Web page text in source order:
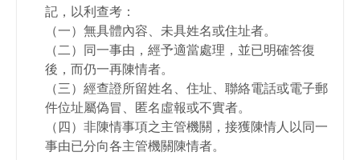
記，以利查考：
（一）無具體內容、未具姓名或住址者。
（二）同一事由，經予適當處理，並已明確答復
後，而仍一再陳情者。
（三）經查證所留姓名、住址、聯絡電話或電子郵
件位址屬偽冒、匿名虛報或不實者。
（四）非陳情事項之主管機關，接獲陳情人以同一
事由已分向各主管機關陳情者。